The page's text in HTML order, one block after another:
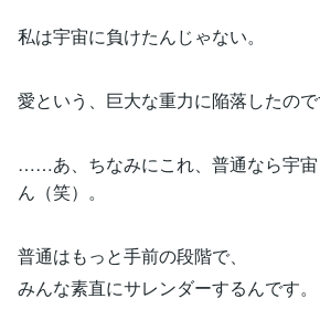
私は宇宙に負けたんじゃない。
愛という、巨大な重力に陥落したので
……あ、ちなみにこれ、普通なら宇
ん（笑）。
普通はもっと手前の段階で、
みんな素直にサレンダーするんです。